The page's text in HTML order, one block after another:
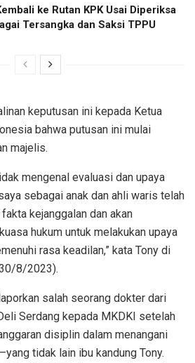
ke Rutan KPK Usai Diperiksa
Tersangka dan Saksi TPPU
keputusan ini kepada Ketua
bahwa putusan ini mulai
majelis.
mengenal evaluasi dan upaya
sebagai anak dan ahli waris telah
kejanggalan dan akan
hukum untuk melakukan upaya
rasa keadilan,” kata Tony di
8/2023).
salah seorang dokter dari
Serdang kepada MKDKI setelah
disiplin dalam menangani
tidak lain ibu kandung Tony.